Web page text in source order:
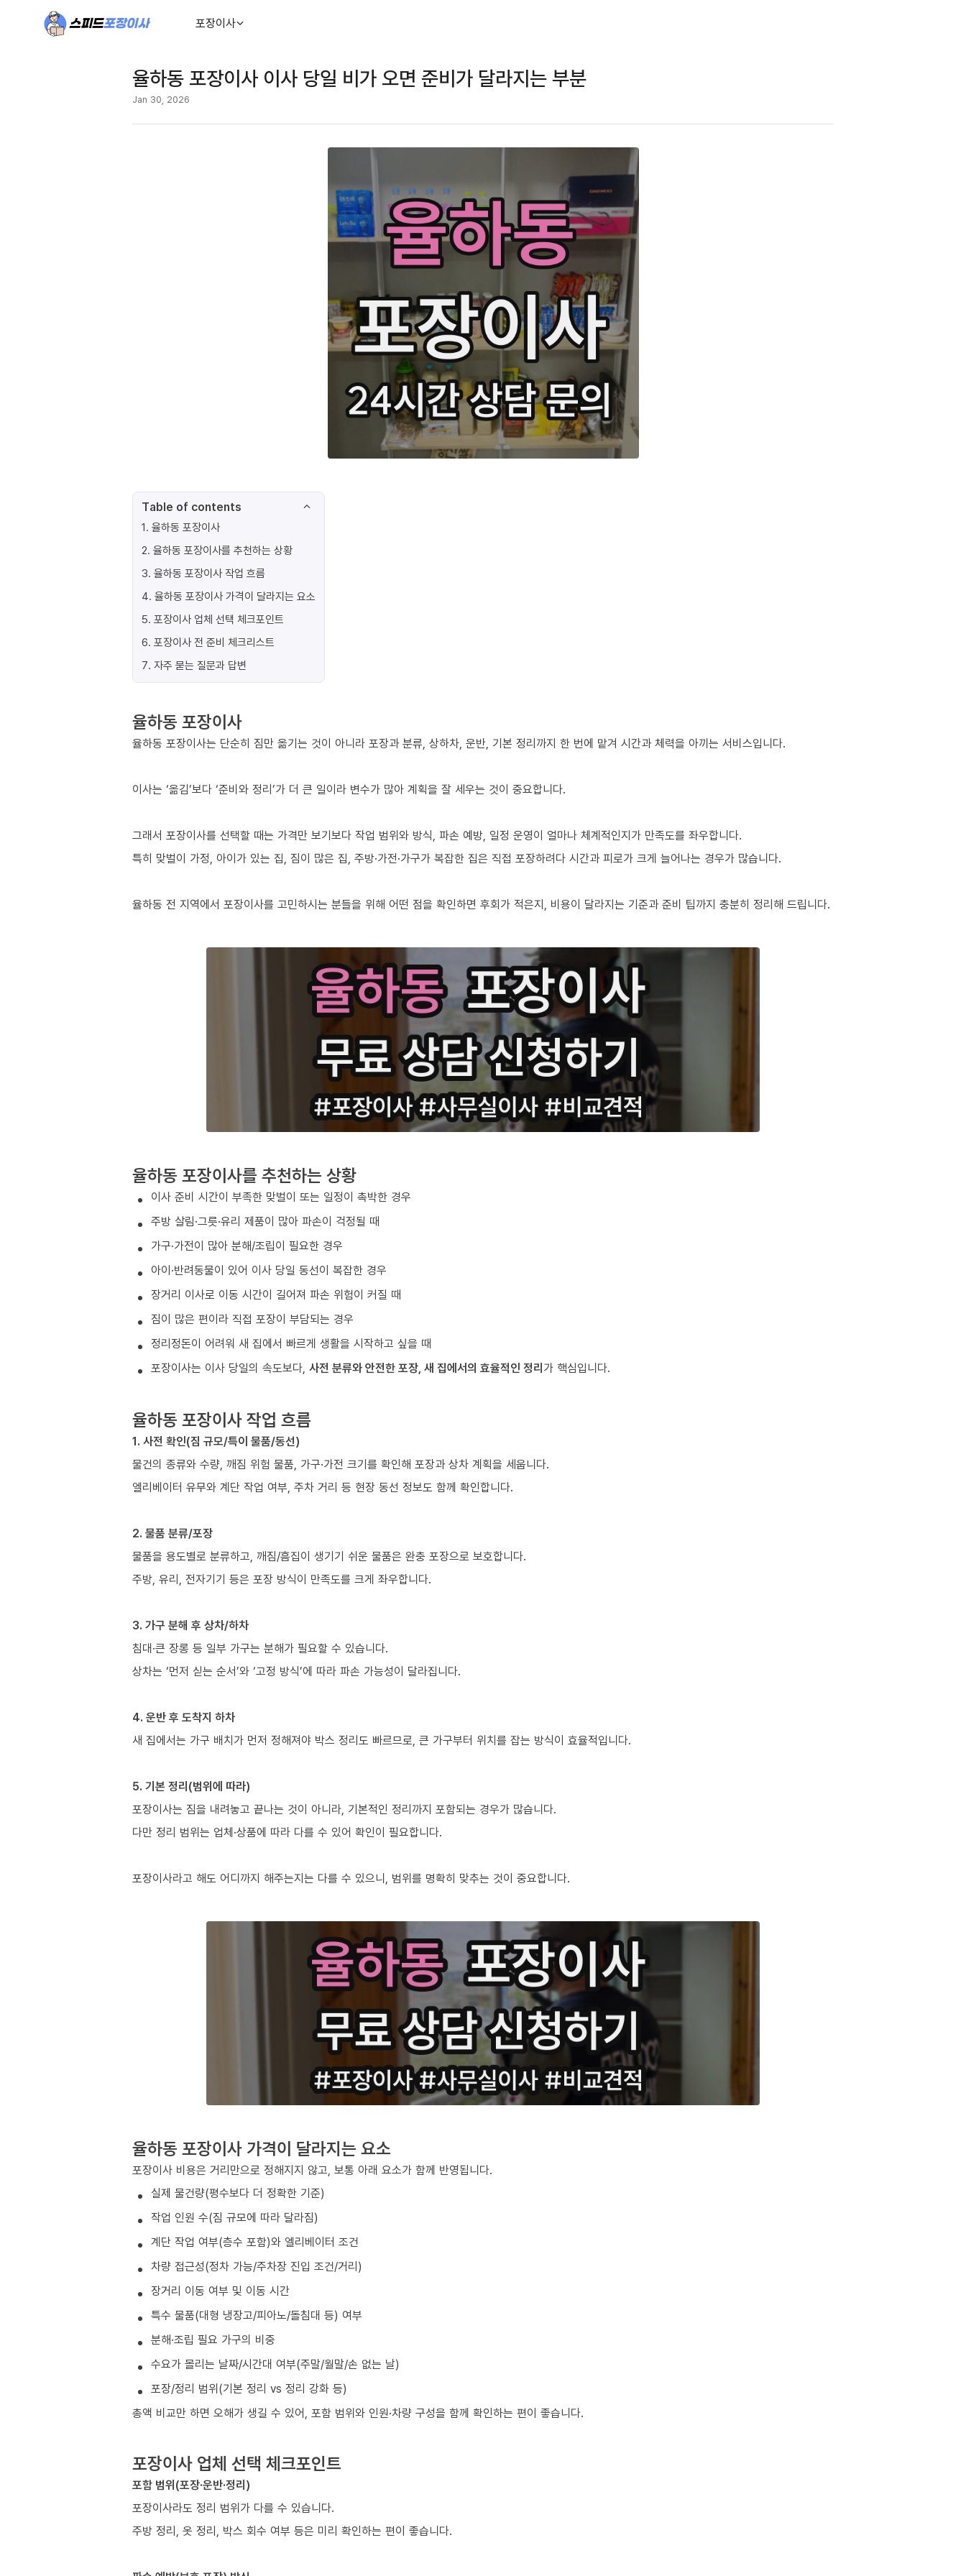
포장이사
율하동 포장이사 이사 당일 비가 오면 준비가 달라지는 부분
Jan 30, 2026
Table of contents
1. 율하동 포장이사
2. 율하동 포장이사를 추천하는 상황
3. 율하동 포장이사 작업 흐름
4. 율하동 포장이사 가격이 달라지는 요소
5. 포장이사 업체 선택 체크포인트
6. 포장이사 전 준비 체크리스트
7. 자주 묻는 질문과 답변
율하동 포장이사
율하동 포장이사는 단순히 짐만 옮기는 것이 아니라 포장과 분류, 상하차, 운반, 기본 정리까지 한 번에 맡겨 시간과 체력을 아끼는 서비스입니다.
이사는 ‘옮김’보다 ‘준비와 정리’가 더 큰 일이라 변수가 많아 계획을 잘 세우는 것이 중요합니다.
그래서 포장이사를 선택할 때는 가격만 보기보다 작업 범위와 방식, 파손 예방, 일정 운영이 얼마나 체계적인지가 만족도를 좌우합니다.
특히 맞벌이 가정, 아이가 있는 집, 짐이 많은 집, 주방·가전·가구가 복잡한 집은 직접 포장하려다 시간과 피로가 크게 늘어나는 경우가 많습니다.
율하동 전 지역에서 포장이사를 고민하시는 분들을 위해 어떤 점을 확인하면 후회가 적은지, 비용이 달라지는 기준과 준비 팁까지 충분히 정리해 드립니다.
율하동 포장이사를 추천하는 상황
이사 준비 시간이 부족한 맞벌이 또는 일정이 촉박한 경우
주방 살림·그릇·유리 제품이 많아 파손이 걱정될 때
가구·가전이 많아 분해/조립이 필요한 경우
아이·반려동물이 있어 이사 당일 동선이 복잡한 경우
장거리 이사로 이동 시간이 길어져 파손 위험이 커질 때
짐이 많은 편이라 직접 포장이 부담되는 경우
정리정돈이 어려워 새 집에서 빠르게 생활을 시작하고 싶을 때
포장이사는 이사 당일의 속도보다, 사전 분류와 안전한 포장, 새 집에서의 효율적인 정리가 핵심입니다.
율하동 포장이사 작업 흐름
1. 사전 확인(짐 규모/특이 물품/동선)
물건의 종류와 수량, 깨짐 위험 물품, 가구·가전 크기를 확인해 포장과 상차 계획을 세웁니다.
엘리베이터 유무와 계단 작업 여부, 주차 거리 등 현장 동선 정보도 함께 확인합니다.
2. 물품 분류/포장
물품을 용도별로 분류하고, 깨짐/흠집이 생기기 쉬운 물품은 완충 포장으로 보호합니다.
주방, 유리, 전자기기 등은 포장 방식이 만족도를 크게 좌우합니다.
3. 가구 분해 후 상차/하차
침대·큰 장롱 등 일부 가구는 분해가 필요할 수 있습니다.
상차는 ‘먼저 싣는 순서’와 ‘고정 방식’에 따라 파손 가능성이 달라집니다.
4. 운반 후 도착지 하차
새 집에서는 가구 배치가 먼저 정해져야 박스 정리도 빠르므로, 큰 가구부터 위치를 잡는 방식이 효율적입니다.
5. 기본 정리(범위에 따라)
포장이사는 짐을 내려놓고 끝나는 것이 아니라, 기본적인 정리까지 포함되는 경우가 많습니다.
다만 정리 범위는 업체·상품에 따라 다를 수 있어 확인이 필요합니다.
포장이사라고 해도 어디까지 해주는지는 다를 수 있으니, 범위를 명확히 맞추는 것이 중요합니다.
율하동 포장이사 가격이 달라지는 요소
포장이사 비용은 거리만으로 정해지지 않고, 보통 아래 요소가 함께 반영됩니다.
실제 물건량(평수보다 더 정확한 기준)
작업 인원 수(짐 규모에 따라 달라짐)
계단 작업 여부(층수 포함)와 엘리베이터 조건
차량 접근성(정차 가능/주차장 진입 조건/거리)
장거리 이동 여부 및 이동 시간
특수 물품(대형 냉장고/피아노/돌침대 등) 여부
분해·조립 필요 가구의 비중
수요가 몰리는 날짜/시간대 여부(주말/월말/손 없는 날)
포장/정리 범위(기본 정리 vs 정리 강화 등)
총액 비교만 하면 오해가 생길 수 있어, 포함 범위와 인원·차량 구성을 함께 확인하는 편이 좋습니다.
포장이사 업체 선택 체크포인트
포함 범위(포장·운반·정리)
포장이사라도 정리 범위가 다를 수 있습니다.
주방 정리, 옷 정리, 박스 회수 여부 등은 미리 확인하는 편이 좋습니다.